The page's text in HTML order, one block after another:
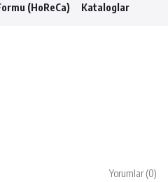
(HoReCa) Kataloglar
Yorumlar (0)